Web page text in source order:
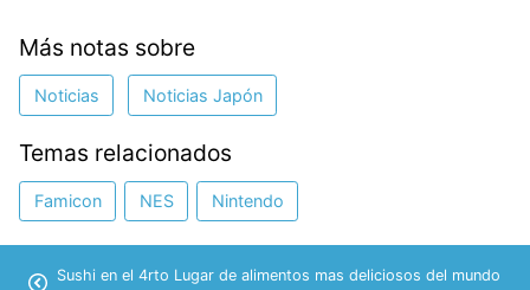
Más notas sobre
Noticias Noticias Japón
Temas relacionados
Famicon NES Nintendo
Sushi en el 4rto Lugar de alimentos mas deliciosos del mundo